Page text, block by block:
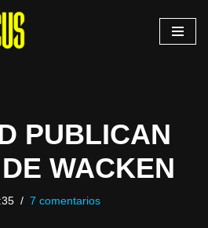
PUBLICAN
WACKEN
7 comentarios